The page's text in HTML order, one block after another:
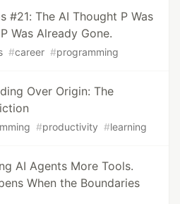
#21: The AI Thought P Was
Was Already Gone.
#career #programming
Over Origin: The
#productivity #learning
AI Agents More Tools.
When the Boundaries